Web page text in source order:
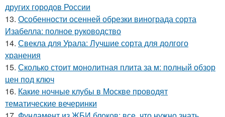
других городов России
13. Особенности осенней обрезки винограда сорта
Изабелла: полное руководство
14. Свекла для Урала: Лучшие сорта для долгого
хранения
15. Сколько стоит монолитная плита за м: полный обзор
цен под ключ
16. Какие ночные клубы в Москве проводят
тематические вечеринки